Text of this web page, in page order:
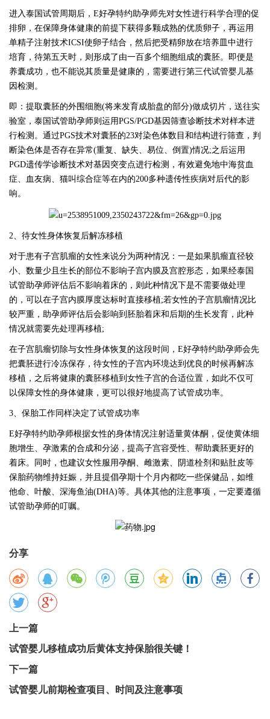
进入泰国试管周期后， E好孕特约助孕师先对女性进行科学合理的促
排卵，在保障身体健康的前提下获得多颗成熟的优质卵子，再运用
单精子注射技术ICSI使卵子结合，然后把受精卵放在培养皿中进行
培育，待第五天时，则形成了由一百多个细胞组成的囊胚。即便是
养囊成功，也不能说其质量是健康的，需要进行第三代试管婴儿基
因检测。
即：提取囊胚的外围细胞(将来发育成胎盘的部分)做成切片，送往实
验室，泰国试管助孕师则运用PGS/PGD基因筛查诊断技术对样本进
行检测。通过PGS技术对囊胚的23对染色体数目和结构进行筛查，判
断染色体是否存在异常(重复、缺失、易位、倒置)情况;之后运用
PGD遗传学诊断技术对基因突变点进行检测，有效避免地中海贫血
症、血友病、猫叫综合症等在内的200多种遗传性疾病对后代的影
响。
2、待女性身体恢复后解冻移植
对于患有子宫肌瘤的女性来说分为两种情况：一是如果肌瘤直径较
小、数量少且生长的部位不影响子宫内膜及宫腔形态，如果经泰国
试管助孕师评估后不影响着床的，则此种情况下是不需要做处理
的，可以在子宫内膜厚度达标时直接移植;若女性的子宫肌瘤情况比
较严重，助孕师评估后会影响到胚胎着床和后期的生长发育，此种
情况就需要先处理再移植;
在子宫肌瘤切除与女性身体恢复的这段时间， E好孕特约助孕师会先
把囊胚进行冷冻保存，待女性的子宫内环境达到优良的时候再解冻
移植，之后将健康的囊胚移植到女性子宫的合适位置，如此不仅可
以保障女性的身体健康，更可以很好地提高了试管成功率。
3、保胎工作同样决定了试管成功率
E好孕特约助孕师根据女性的身体情况注射适量黄体酮，促使黄体细
胞增生、孕激素的合成和分泌，提高子宫容受性、帮助囊胚更好的
着床。同时，也建议女性服用孕酮、雌激素、阴道栓剂和贴肚皮等
保胎药物维持妊娠，并且提倡孕期十个月内都吃一些保健品，如维
他命、叶酸、深海鱼油(DHA)等。具体其他的注意事项，一定要遵循
试管助孕师的叮嘱。
分享
上一篇
试管婴儿移植成功后黄体支持保胎很关键！
下一篇
试管婴儿前期检查项目、时间及注意事项